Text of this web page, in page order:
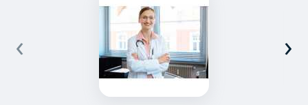
‹ ›